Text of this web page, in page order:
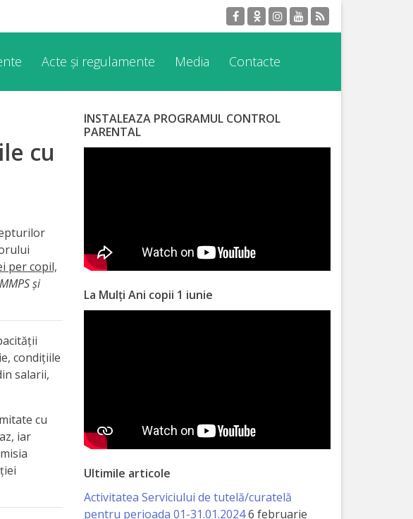
Acte și regulamente Media Contacte
cu
per copil,
și
condițiile
salarii,
cu
iar
INSTALEAZA PROGRAMUL CONTROL
PARENTAL
La Mulți Ani copii 1 iunie
Ultimile articole
Activitatea Serviciului de tutelă/curatelă
pentru perioada 01-31.01.20246 februarie